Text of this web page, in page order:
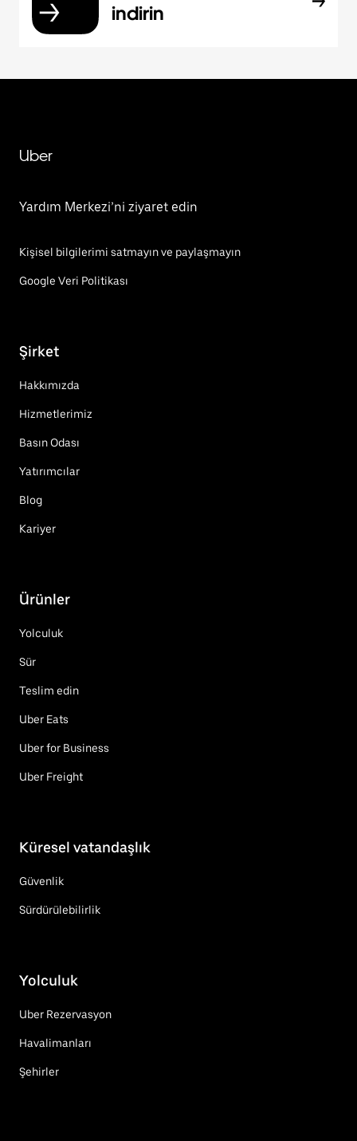
indirin
Uber
Yardım Merkezi’ni ziyaret edin
Kişisel bilgilerimi satmayın ve paylaşmayın
Google Veri Politikası
Şirket
Hakkımızda
Hizmetlerimiz
Basın Odası
Yatırımcılar
Blog
Kariyer
Ürünler
Yolculuk
Sür
Teslim edin
Uber Eats
Uber for Business
Uber Freight
Küresel vatandaşlık
Güvenlik
Sürdürülebilirlik
Yolculuk
Uber Rezervasyon
Havalimanları
Şehirler